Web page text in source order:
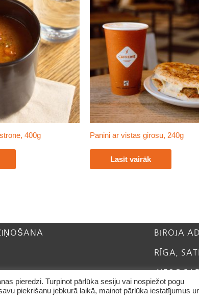
400g Panini ar vistas girosu, 240g
Lasīt vairāk
BIROJA
RĪGA,
pieredzi. Turpinot pārlūka sesiju vai nospiežot pogu
piekrišanu jebkurā laikā, mainot pārlūka iestatījumus